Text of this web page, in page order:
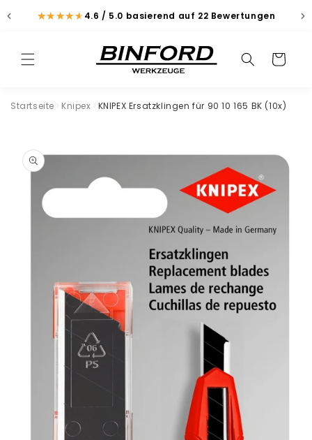
zum
★
★★
★★
★★
★★
★4.6 / 5.0 basierend auf 22 Bewertungen
Suchen SuchenWarenkorb
Startseite Knipex KNIPEX Ersatzklingen für 90 10 165 BK (10x)